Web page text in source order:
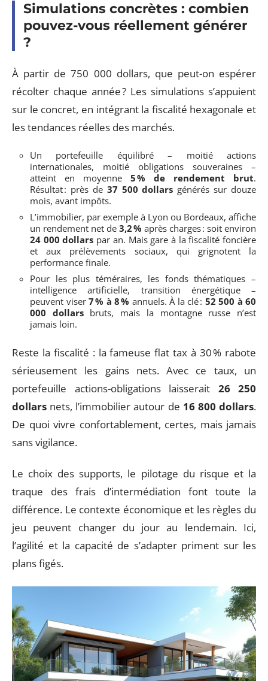
Simulations concrètes : combien
pouvez-vous réellement générer
?
À partir de 750 000 dollars, que peut-on espérer
récolter chaque année ? Les simulations s’appuient
sur le concret, en intégrant la fiscalité hexagonale et
les tendances réelles des marchés.
Un portefeuille équilibré – moitié actions
internationales, moitié obligations souveraines –
atteint en moyenne 5 % de rendement brut.
Résultat : près de 37 500 dollars générés sur douze
mois, avant impôts.
L’immobilier, par exemple à Lyon ou Bordeaux, affiche
un rendement net de 3,2 % après charges : soit environ
24 000 dollars par an. Mais gare à la fiscalité foncière
et aux prélèvements sociaux, qui grignotent la
performance finale.
Pour les plus téméraires, les fonds thématiques –
intelligence artificielle, transition énergétique –
peuvent viser 7 % à 8 % annuels. À la clé : 52 500 à 60
000 dollarsbruts, mais la montagne russe n’est
jamais loin.
Reste la fiscalité : la fameuse flat tax à 30 % rabote
sérieusement les gains nets. Avec ce taux, un
portefeuille actions-obligations laisserait 26 250
dollars nets, l’immobilier autour de 16 800 dollars.
De quoi vivre confortablement, certes, mais jamais
sans vigilance.
Le choix des supports, le pilotage du risque et la
traque des frais d’intermédiation font toute la
différence. Le contexte économique et les règles du
jeu peuvent changer du jour au lendemain. Ici,
l’agilité et la capacité de s’adapter priment sur les
plans figés.